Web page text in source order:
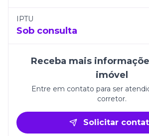
IPTU
Sob consulta
Receba mais
imóvel
Entre em contato para ser
corretor.
Solicitar